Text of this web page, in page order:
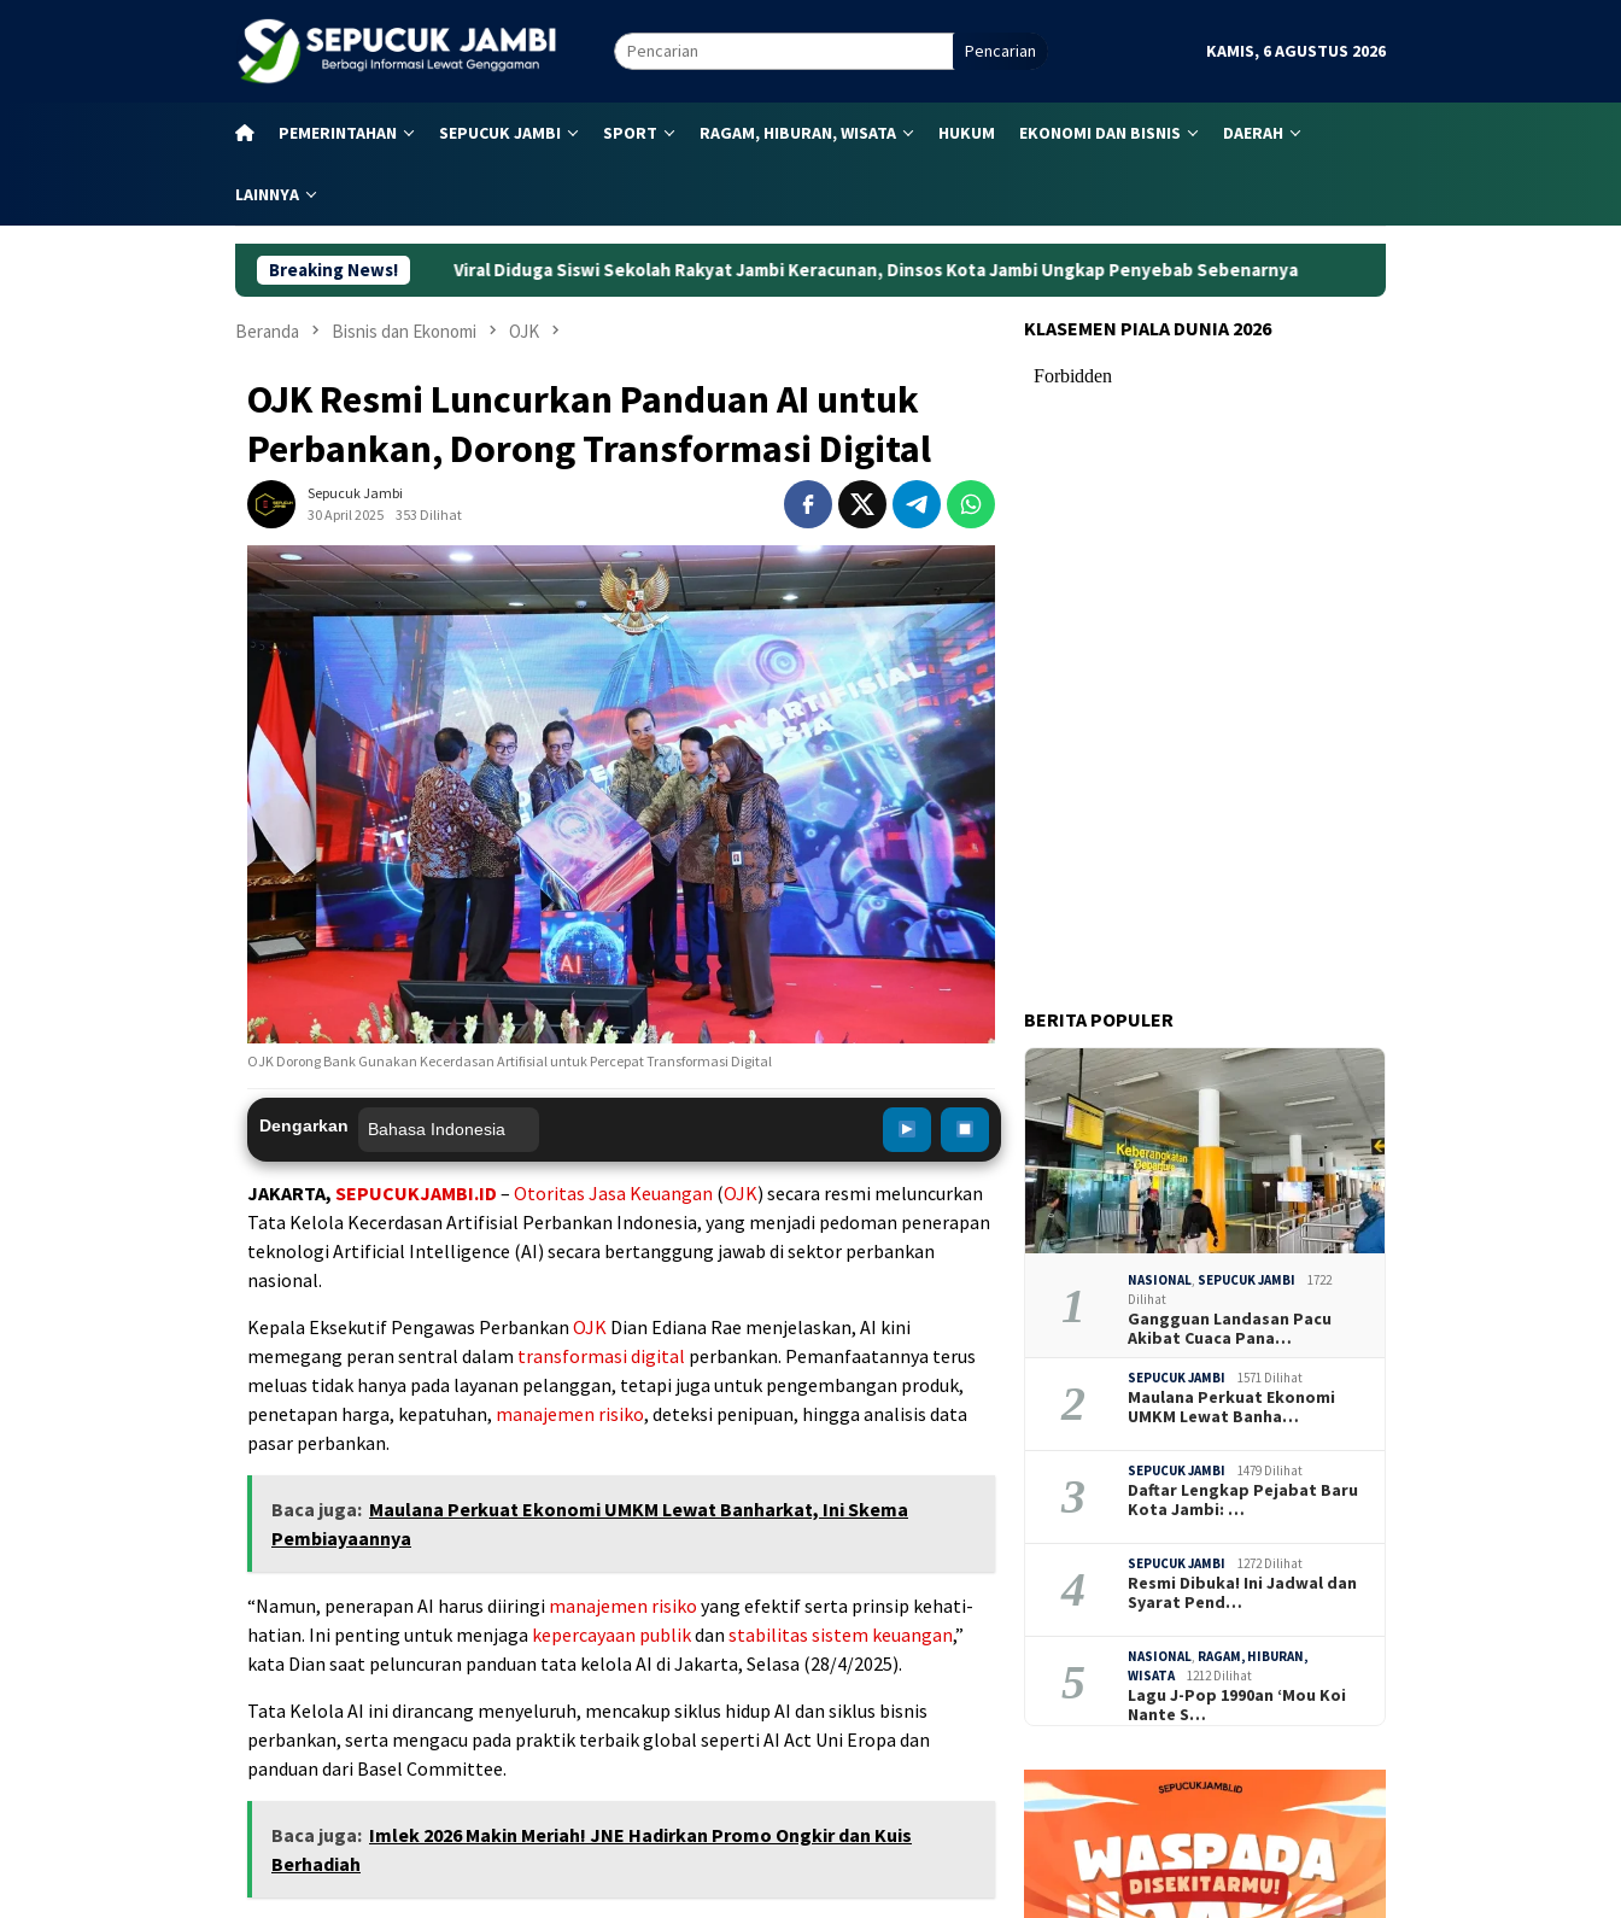
Pencarian KAMIS, 6 AGUSTUS 2026
PEMERINTAHAN SEPUCUK JAMBI SPORT RAGAM, HIBURAN, WISATA HUKUM EKONOMI DAN BISNIS DAERAH
LAINNYA
Breaking News!
Viral Diduga Siswi Sekolah Rakyat Jambi Keracunan, Dinsos Kota Jambi Ungkap Penyebab Sebenarnya Wanita Pengguna Motor Wajib Paham! Servis Berkala
Beranda Bisnis dan Ekonomi OJK
OJK Resmi Luncurkan Panduan AI untuk
Perbankan, Dorong Transformasi Digital
Sepucuk Jambi
30 April 2025
353 Dilihat
OJK Dorong Bank Gunakan Kecerdasan Artifisial untuk Percepat Transformasi Digital
Dengarkan
JAKARTA, SEPUCUKJAMBI.ID – Otoritas Jasa Keuangan (OJK) secara resmi meluncurkan
Tata Kelola Kecerdasan Artifisial Perbankan Indonesia, yang menjadi pedoman penerapan
teknologi Artificial Intelligence (AI) secara bertanggung jawab di sektor perbankan
nasional.
Kepala Eksekutif Pengawas Perbankan OJK Dian Ediana Rae menjelaskan, AI kini
memegang peran sentral dalam transformasi digital perbankan. Pemanfaatannya terus
meluas tidak hanya pada layanan pelanggan, tetapi juga untuk pengembangan produk,
penetapan harga, kepatuhan, manajemen risiko, deteksi penipuan, hingga analisis data
pasar perbankan.
Baca juga: Maulana Perkuat Ekonomi UMKM Lewat Banharkat, Ini Skema
Pembiayaannya
“Namun, penerapan AI harus diiringi manajemen risiko yang efektif serta prinsip kehati-
hatian. Ini penting untuk menjaga kepercayaan publikdan stabilitas sistem keuangan,”
kata Dian saat peluncuran panduan tata kelola AI di Jakarta, Selasa (28/4/2025).
Tata Kelola AI ini dirancang menyeluruh, mencakup siklus hidup AI dan siklus bisnis
perbankan, serta mengacu pada praktik terbaik global seperti AI Act Uni Eropa dan
panduan dari Basel Committee.
Baca juga: Imlek 2026 Makin Meriah! JNE Hadirkan Promo Ongkir dan Kuis
Berhadiah
KLASEMEN PIALA DUNIA 2026
BERITA POPULER
1 NASIONAL SEPUCUK JAMBI
1722
Dilihat
Gangguan Landasan Pacu
Akibat Cuaca Pana…
2 SEPUCUK JAMBI 1571 Dilihat
Maulana Perkuat Ekonomi
UMKM Lewat Banha…
3 SEPUCUK JAMBI 1479 Dilihat
Daftar Lengkap Pejabat Baru
Kota Jambi: …
4 SEPUCUK JAMBI 1272 Dilihat
Resmi Dibuka! Ini Jadwal dan
Syarat Pend…
5 NASIONAL RAGAM, HIBURAN,
WISATA
1212 Dilihat
Lagu J-Pop 1990an ‘Mou Koi
Nante S…